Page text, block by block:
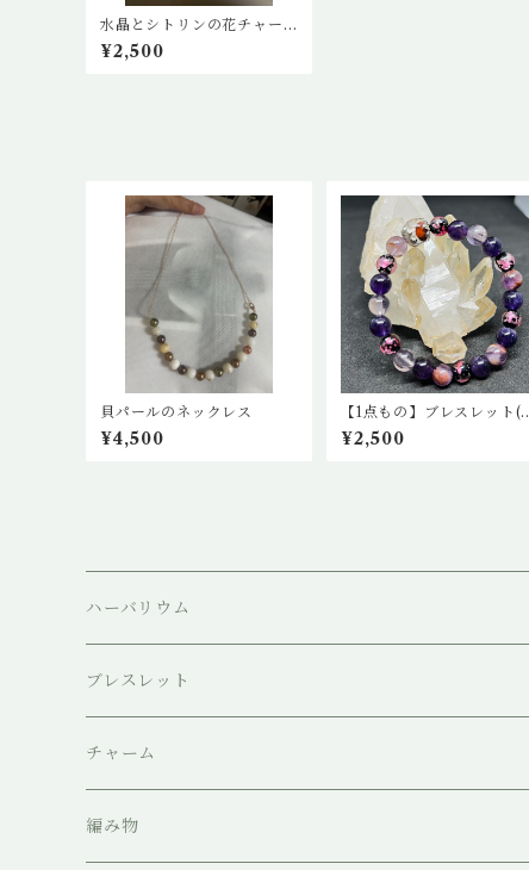
水晶とシトリンの花チャー
ム
¥2,500
貝パールのネックレス
¥4,500
【1点もの】ブレスレット(
メジスト・ケープアメジス
ト・水晶・ガーデンクウォ
¥2,500
ハーバリウム
ブレスレット
チャーム
編み物